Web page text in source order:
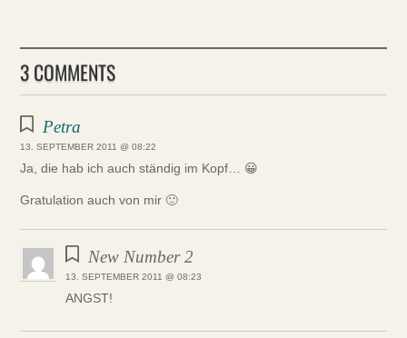
3 COMMENTS
Petra
13. SEPTEMBER 2011 @ 08:22
Ja, die hab ich auch ständig im Kopf… 😀
Gratulation auch von mir 🙂
New Number 2
13. SEPTEMBER 2011 @ 08:23
ANGST!